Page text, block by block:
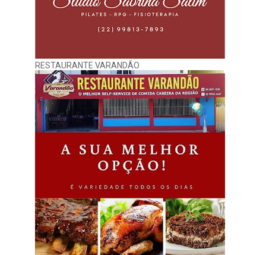
RESTAURANTE VARANDÃO